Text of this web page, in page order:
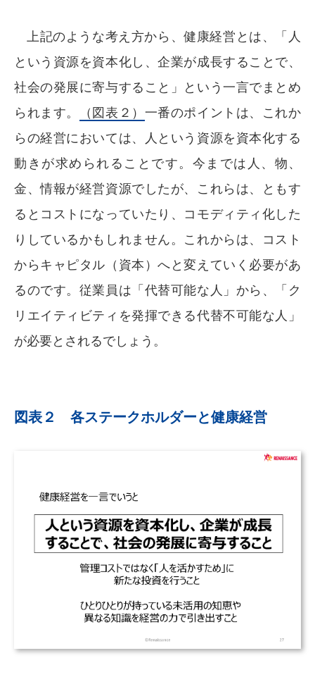
上記のような考え方から、健康経営とは、「人
という資源を資本化し、企業が成長することで、
社会の発展に寄与すること」という一言でまとめ
られます。
（図表２） 一番のポイントは、これか
らの経営においては、人という資源を資本化する
動きが求められることです。今までは人、物、
金、情報が経営資源でしたが、これらは、ともす
るとコストになっていたり、コモディティ化した
りしているかもしれません。これからは、コスト
からキャピタル（資本）へと変えていく必要があ
るのです。従業員は「代替可能な人」から、「ク
リエイティビティを発揮できる代替不可能な人」
が必要とされるでしょう。
図表２ 各ステークホルダーと健康経営